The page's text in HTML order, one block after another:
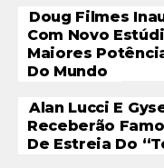
Doug Filmes
Com Novo
Maiores
Do Mundo
Alan Lucci E
Receberão
De Estreia Do